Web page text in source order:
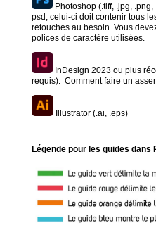
Photoshop (.tiff, .jpg, .png,
psd, celui-ci doit contenir tous
retouches au besoin. Vous
polices de caractère utilisées.
InDesign 2023 ou plus
requis). Comment faire un
Illustrator (.ai, .eps)
Légende pour les guides dans